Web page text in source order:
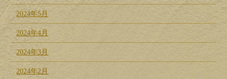
2024年5月
2024年4月
2024年3月
2024年2月